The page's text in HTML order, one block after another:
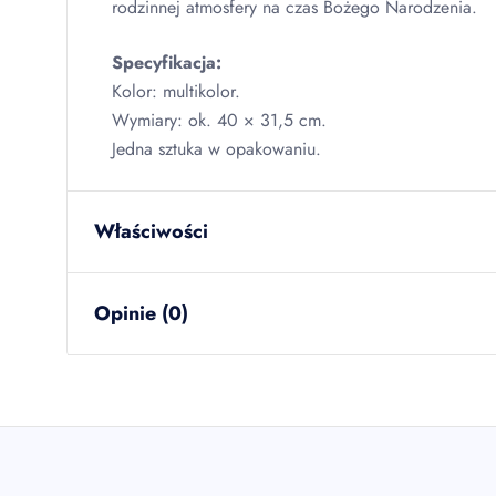
rodzinnej atmosfery na czas Bożego Narodzenia.
Specyfikacja:
Kolor: multikolor.
Wymiary: ok. 40 × 31,5 cm.
Jedna sztuka w opakowaniu.
Właściwości
ilość w opakowaniu zbiorczym
Opinie (0)